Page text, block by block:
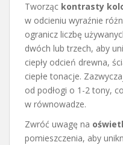
Tworząc kontrasty
w odcieniu wyraźnie
ogranicz liczbę
dwóch lub trzech, aby
ciepły odcień drewna,
ciepłe tonacje.
od podłogi o 1-2 tony,
w równowadze.
Zwróć uwagę na
pomieszczenia, aby